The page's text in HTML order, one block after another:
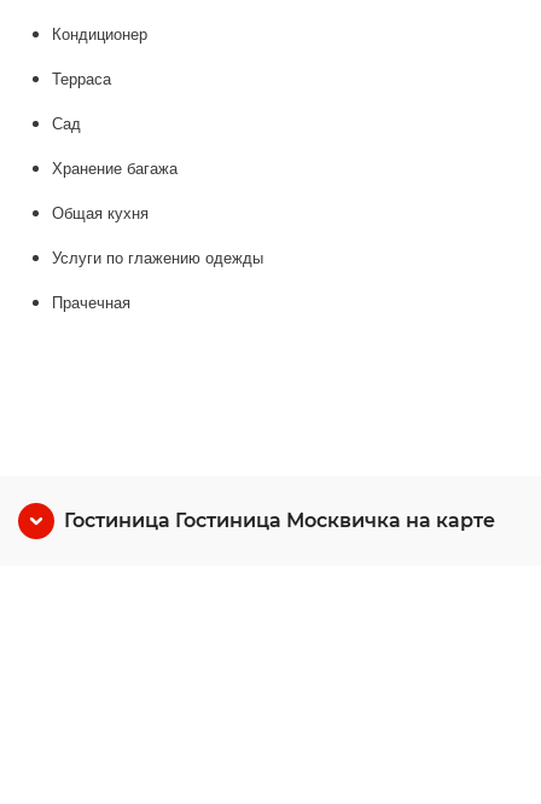
Кондиционер
Терраса
Сад
Хранение багажа
Общая кухня
Услуги по глажению одежды
Прачечная
Гостиница Гостиница Москвичка на карте